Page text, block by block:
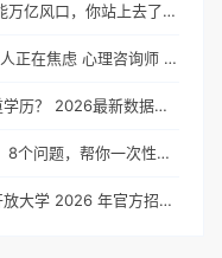
国家关注的赛道 人工智能万亿风口，你站上去了吗？
焦虑已成国民病 5000万人正在焦虑 心理咨询师 130万缺口等你填
专科到底是重技能还是重学历？ 2026最新数据，说得很清楚了
专科重技能还是重学历？ 8个问题，帮你一次性想清楚
学历提升新通道！国家开放大学 2026 年官方招生简章正式出炉